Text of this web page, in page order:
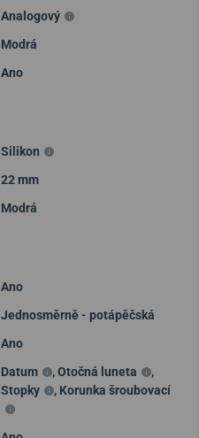
Analogový
Modrá
Ano
Silikon
22 mm
Modrá
Ano
Jednosměrně - potápěčská
Ano
Datum ,Otočná luneta
,
Stopky
, Korunka šroubovací